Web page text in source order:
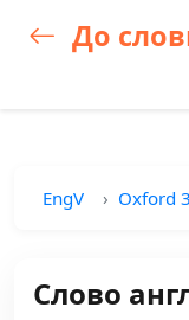
До
EngV Oxford
Слово